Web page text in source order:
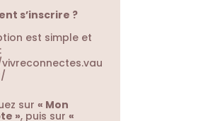
s’inscrire ?
est simple et
sur « Mon
», puis sur «